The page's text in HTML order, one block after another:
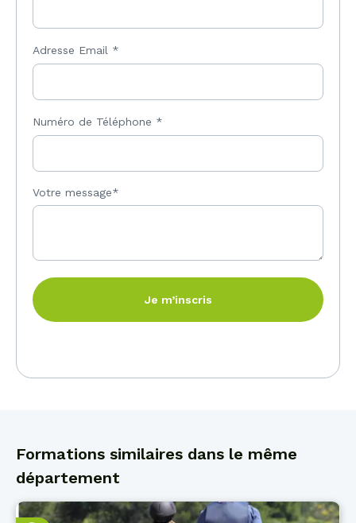
Adresse Email *
Numéro de Téléphone *
Votre message*
Je m’inscris
Formations similaires dans le même
département